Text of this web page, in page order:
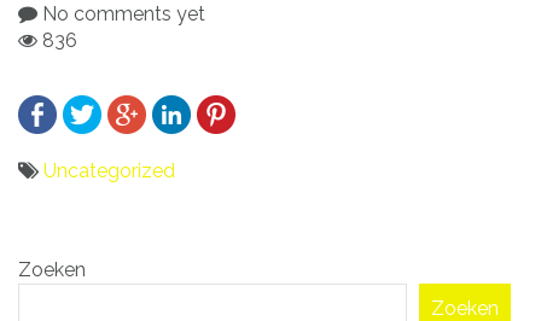
No comments yet
836
Uncategorized
navigatie
Zoeken
Zoeken